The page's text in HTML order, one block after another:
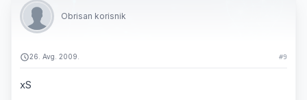
Obrisan korisnik
26. Avg. 2009. #9
xS